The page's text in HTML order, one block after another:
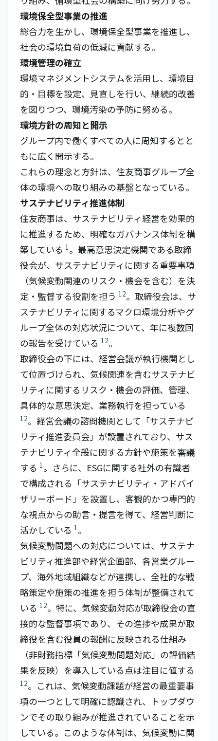
環境保全型事業の推進
総合力を生かし、環境保全型事業を推進し、
社会の環境負荷の低減に貢献する。
環境管理の確立
環境マネジメントシステムを活用し、環境目
的・目標を設定、見直しを行い、継続的改善
を図りつつ、環境汚染の予防に努める。
環境方針の周知と開示
グループ内で働くすべての人に周知するとと
もに広く開示する。
これらの理念と方針は、住友商事グループ全
体の環境への取り組みの基盤となっている。
サステナビリティ推進体制
住友商事は、サステナビリティ経営を効果的
に推進するため、明確なガバナンス体制を構
築している 1。最高意思決定機関である取締
役会が、サステナビリティに関する重要事項
（気候変動関連のリスク・機会を含む）を決
定・監督する役割を担う 12。取締役会は、サ
ステナビリティに関するマクロ環境分析やグ
ループ全体の対応状況について、年に複数回
の報告を受けている 12。
取締役会の下には、経営会議が執行機関とし
て位置づけられ、気候関連を含むサステナビ
リティに関するリスク・機会の評価、管理、
具体的な意思決定、業務執行を担っている
12。経営会議の諮問機関として「サステナビ
リティ推進委員会」が設置されており、サス
テナビリティ全般に関する方針や施策を審議
する 1。さらに、ESGに関する社外の有識者
で構成される「サステナビリティ・アドバイ
ザリーボード」を設置し、客観的かつ専門的
な視点からの助言・提言を得て、経営判断に
活かしている 1。
気候変動問題への対応については、サステナ
ビリティ推進部や経営企画部、各営業グルー
プ、海外地域組織などが連携し、全社的な戦
略策定や施策の推進を担う体制が整備されて
いる 12。特に、気候変動対応が取締役会の直
接的な監督事項であり、その進捗や成果が取
締役を含む役員の報酬に反映される仕組み
（非財務指標「気候変動問題対応」の評価結
果を反映）を導入している点は注目に値する
12。これは、気候変動課題が経営の最重要事
項の一つとして明確に認識され、トップダウ
ンでその取り組みが推進されていることを示
している。このような体制は、気候変動に関